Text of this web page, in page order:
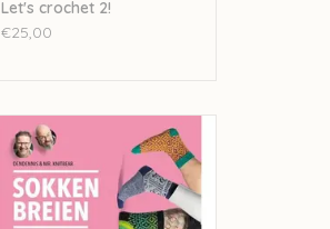
Let's crochet 2!
€25,00
Sokken breien en zoveel meer -
Dendennis en Mr. Knitbear
TOEVOEGEN AAN WINKELWAGEN